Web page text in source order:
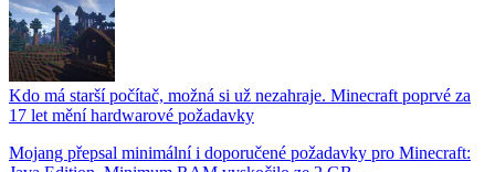
Kdo má starší počítač, možná si už nezahraje. Minecraft poprvé za
17 let mění hardwarové požadavky
Mojang přepsal minimální i doporučené požadavky pro Minecraft: